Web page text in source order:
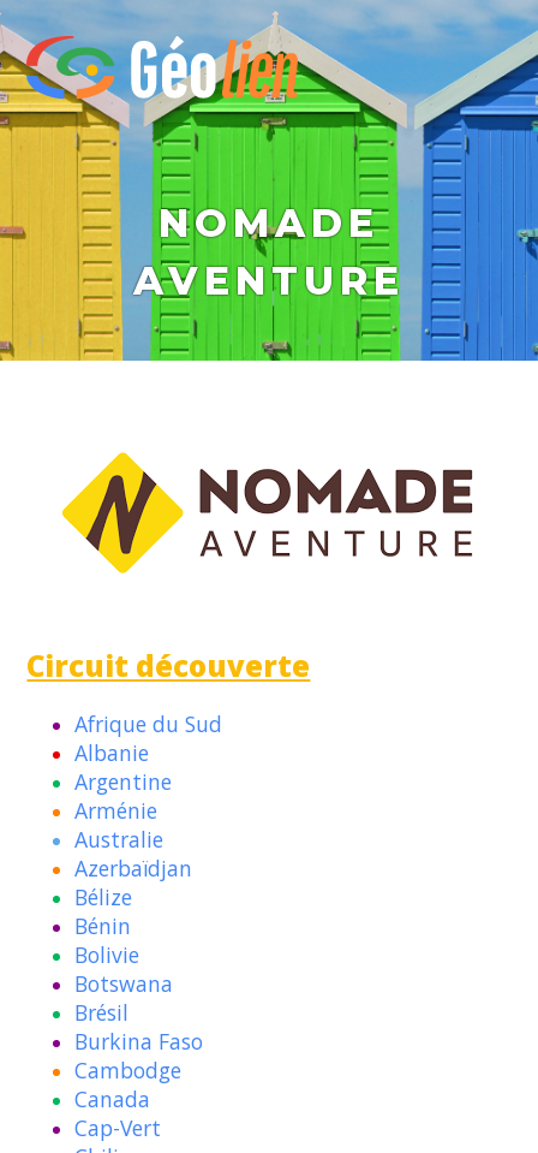
NOMADE
AVENTURE
Circuit découverte
Afrique du Sud
Albanie
Argentine
Arménie
Australie
Azerbaïdjan
Bélize
Bénin
Bolivie
Botswana
Brésil
Burkina Faso
Cambodge
Canada
Cap-Vert